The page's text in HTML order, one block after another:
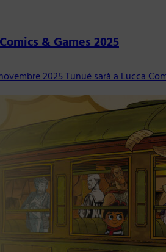
& Games 2025
2025 Tunué sarà a Lucca